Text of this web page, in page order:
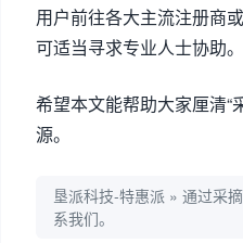
用户前往各大主流注册商
可适当寻求专业人士协助。
希望本文能帮助大家厘清“
源。
垦派科技-特惠派 » 通过采
系我们。